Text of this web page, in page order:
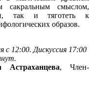
сакральным смыслом,
так и тяготеть к
образов.
с 12:00. Дискуссия 17:00
, Член-